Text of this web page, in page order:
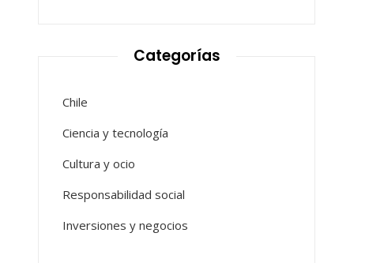
Categorías
Chile
Ciencia y tecnología
Cultura y ocio
Responsabilidad social
Inversiones y negocios